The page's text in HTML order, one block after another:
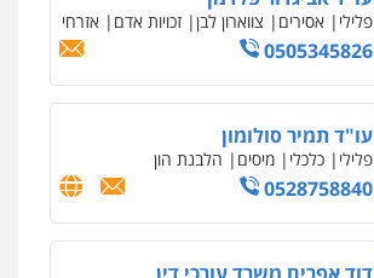
פלילי תעבורה
0545577862
עו"ד יוסי חמצני
כלכלי צווארון לבן פשיעה כלכלית
מס הלבנת הון
0505471497
גיל דביר – משרד עורכי דין